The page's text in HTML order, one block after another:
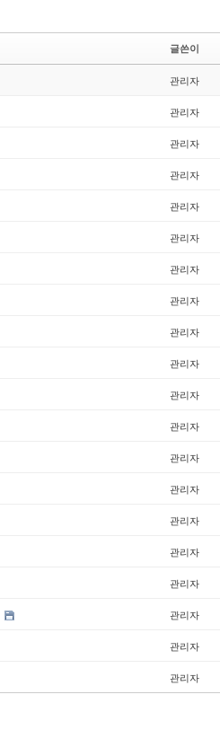
글쓴이
관리자
관리자
관리자
관리자
관리자
관리자
관리자
관리자
관리자
관리자
관리자
관리자
관리자
관리자
관리자
관리자
관리자
관리자
관리자
관리자